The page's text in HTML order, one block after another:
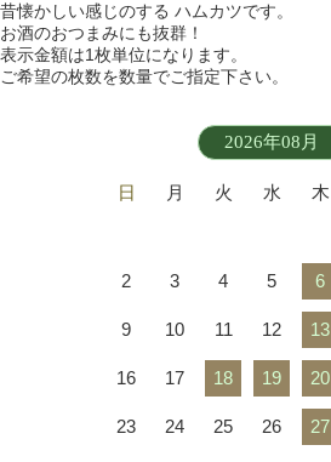
昔懐かしい感じのする ハムカツです。
お酒のおつまみにも抜群！
表示金額は1枚単位になります。
ご希望の枚数を数量でご指定下さい。
2026年08月
日 月 火 水 木
2 3 4 5 6
9 10 11 12 13
16 17 18 19 20
23 24 25 26 27